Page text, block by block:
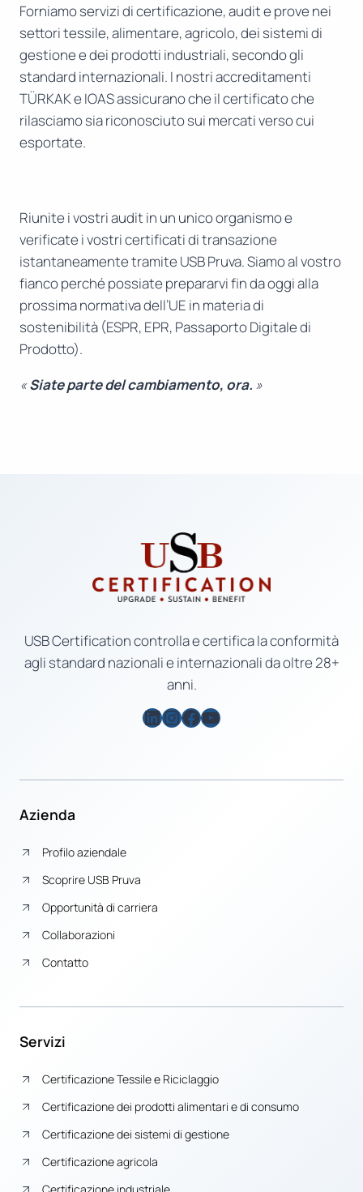
Forniamo servizi di certificazione, audit e prove nei
settori tessile, alimentare, agricolo, dei sistemi di
gestione e dei prodotti industriali, secondo gli
standard internazionali. I nostri accreditamenti
TÜRKAK e IOAS assicurano che il certificato che
rilasciamo sia riconosciuto sui mercati verso cui
esportate.
Riunite i vostri audit in un unico organismo e
verificate i vostri certificati di transazione
istantaneamente tramite USB Pruva. Siamo al vostro
fianco perché possiate prepararvi fin da oggi alla
prossima normativa dell’UE in materia di
sostenibilità (ESPR, EPR, Passaporto Digitale di
Prodotto).
«Siate parte del cambiamento, ora. »
USB Certification controlla e certifica la conformità
agli standard nazionali e internazionali da oltre 28+
anni.
LinkedIn
Instagram
Facebook
YouTube
Azienda
Profilo aziendale
Scoprire USB Pruva
Opportunità di carriera
Collaborazioni
Contatto
Servizi
Certificazione Tessile e Riciclaggio
Certificazione dei prodotti alimentari e di consumo
Certificazione dei sistemi di gestione
Certificazione agricola